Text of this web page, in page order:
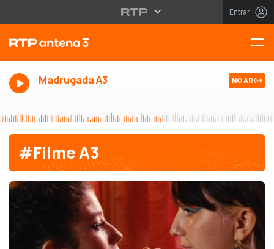
Entrar
Madrugada A3 NO AR
#Filme A3